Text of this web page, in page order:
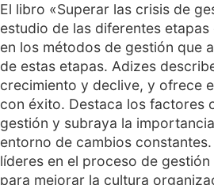
El libro «Superar las crisis de
estudio de las diferentes
en los métodos de gestión que
de estas etapas. Adizes
crecimiento y declive, y ofrece
con éxito. Destaca los factores
gestión y subraya la
entorno de cambios
líderes en el proceso de
para mejorar la cultura